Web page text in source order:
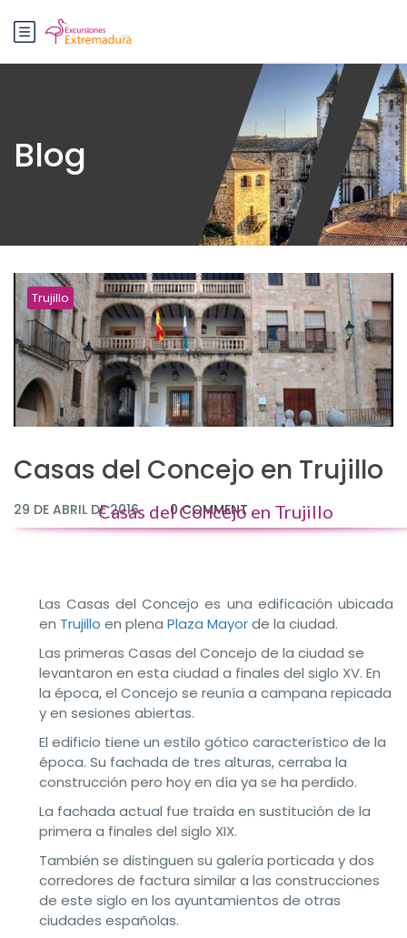
Blog
Trujillo
Casas del Concejo en Trujillo
29 DE ABRIL DE 2016 0 COMMENT
Casas del Concejo en Trujillo
Las Casas del Concejo es una edificación ubicada
en Trujillo en plena Plaza Mayorde la ciudad.
Las primeras Casas del Concejo de la ciudad se
levantaron en esta ciudad a finales del siglo XV. En
la época, el Concejo se reunía a campana repicada
y en sesiones abiertas.
El edificio tiene un estilo gótico característico de la
época. Su fachada de tres alturas, cerraba la
construcción pero hoy en día ya se ha perdido.
La fachada actual fue traída en sustitución de la
primera a finales del siglo XIX.
También se distinguen su galería porticada y dos
corredores de factura similar a las construcciones
de este siglo en los ayuntamientos de otras
ciudades españolas.